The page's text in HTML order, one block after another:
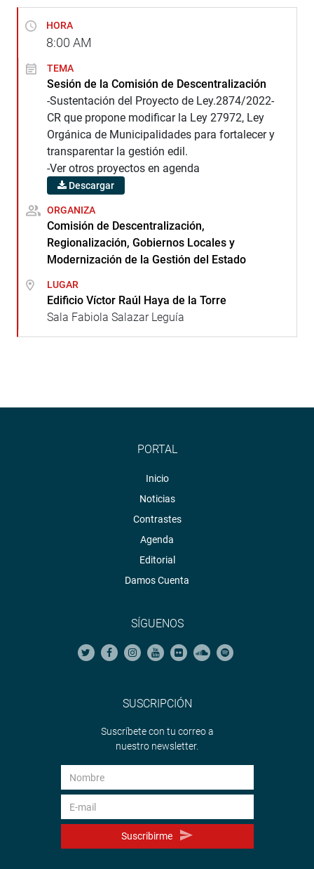
HORA
8:00 AM
TEMA
Sesión de la Comisión de Descentralización
-Sustentación del Proyecto de Ley.2874/2022-
CR que propone modificar la Ley 27972, Ley
Orgánica de Municipalidades para fortalecer y
transparentar la gestión edil.
-Ver otros proyectos en agenda
Descargar
ORGANIZA
Comisión de Descentralización,
Regionalización, Gobiernos Locales y
Modernización de la Gestión del Estado
LUGAR
Edificio Víctor Raúl Haya de la Torre
Sala Fabiola Salazar Leguía
PORTAL
Inicio
Noticias
Contrastes
Agenda
Editorial
Damos Cuenta
SÍGUENOS
SUSCRIPCIÓN
Suscríbete con tu correo a
nuestro newsletter.
Suscribirme